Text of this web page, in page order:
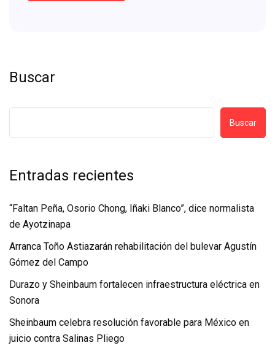
Buscar
Buscar
Entradas recientes
“Faltan Peña, Osorio Chong, Iñaki Blanco”, dice normalista
de Ayotzinapa
Arranca Toño Astiazarán rehabilitación del bulevar Agustín
Gómez del Campo
Durazo y Sheinbaum fortalecen infraestructura eléctrica en
Sonora
Sheinbaum celebra resolución favorable para México en
juicio contra Salinas Pliego